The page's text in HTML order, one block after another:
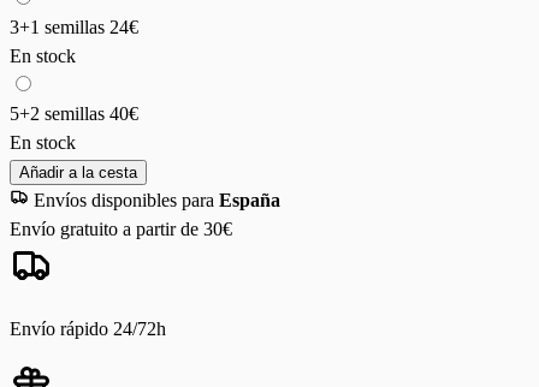
3+1 semillas 24€
En stock
5+2 semillas 40€
En stock
Añadir a la cesta
Envíos disponibles para España
Envío gratuito a partir de 30€
Envío rápido 24/72h